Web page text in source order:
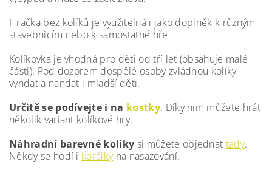
Hračka bez kolíků je využitelná i jako doplněk k různým
stavebnicím nebo k samostatné hře.
Kolíkovka je vhodná pro děti od tří let (obsahuje malé
části). Pod dozorem dospělé osoby zvládnou kolíky
vyndat a nandat i mladší děti.
Určitě se podívejte i na kostky. Díky nim můžete hrát
několik variant kolíkové hry.
Náhradní barevné kolíky si můžete objednat tady.
Někdy se hodí i korálkyna nasazování.